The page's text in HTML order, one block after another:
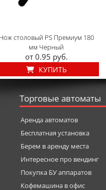
Нож столовый PS Премиум 180
мм Черный
от 0.95 руб.
КУПИТЬ
Торговые автоматы
Аренда автоматов
Бесплатная установка
Берем в аренду места
Интересное про вендинг
Покупка БУ аппаратов
Кофемашина в офис